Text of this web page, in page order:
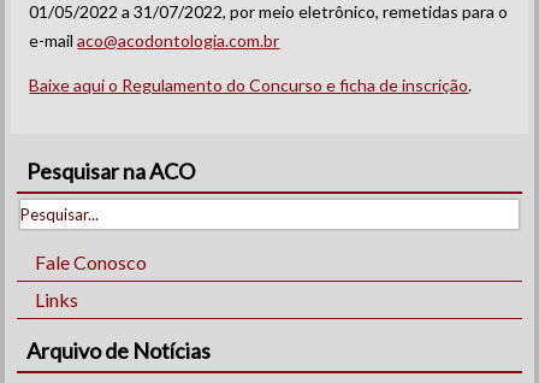
01/05/2022 a 31/07/2022, por meio eletrônico, remetidas para o
e-mailaco@acodontologia.com.br
Baixe aqui o Regulamento do Concurso e ficha de inscrição.
Pesquisar na ACO
Fale Conosco
Links
Arquivo de Notícias